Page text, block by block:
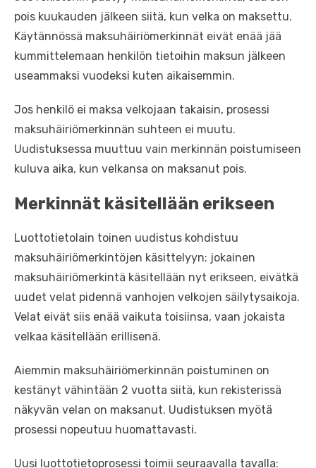
pois kuukauden jälkeen siitä, kun velka on maksettu.
Käytännössä maksuhäiriömerkinnät eivät enää jää
kummittelemaan henkilön tietoihin maksun jälkeen
useammaksi vuodeksi kuten aikaisemmin.
Jos henkilö ei maksa velkojaan takaisin, prosessi
maksuhäiriömerkinnän suhteen ei muutu.
Uudistuksessa muuttuu vain merkinnän poistumiseen
kuluva aika, kun velkansa on maksanut pois.
Merkinnät käsitellään erikseen
Luottotietolain toinen uudistus kohdistuu
maksuhäiriömerkintöjen käsittelyyn: jokainen
maksuhäiriömerkintä käsitellään nyt erikseen, eivätkä
uudet velat pidennä vanhojen velkojen säilytysaikoja.
Velat eivät siis enää vaikuta toisiinsa, vaan jokaista
velkaa käsitellään erillisenä.
Aiemmin maksuhäiriömerkinnän poistuminen on
kestänyt vähintään 2 vuotta siitä, kun rekisterissä
näkyvän velan on maksanut. Uudistuksen myötä
prosessi nopeutuu huomattavasti.
Uusi luottotietoprosessi toimii seuraavalla tavalla: